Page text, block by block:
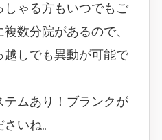
しゃる方もいつでもご
数分院があるので、
越しでも異動が可能で
ムあり！ブランクが
いね。